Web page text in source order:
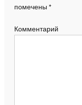
помечены *
Комментарий